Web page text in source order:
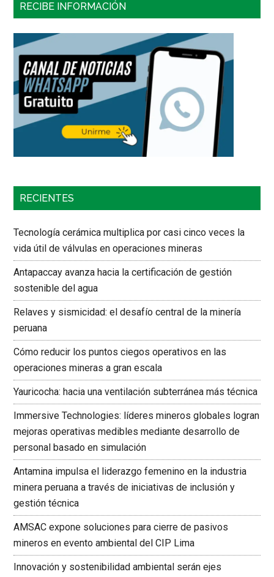
RECIBE INFORMACIÓN
RECIENTES
Tecnología cerámica multiplica por casi cinco veces la
vida útil de válvulas en operaciones mineras
Antapaccay avanza hacia la certificación de gestión
sostenible del agua
Relaves y sismicidad: el desafío central de la minería
peruana
Cómo reducir los puntos ciegos operativos en las
operaciones mineras a gran escala
Yauricocha: hacia una ventilación subterránea más técnica
Immersive Technologies: líderes mineros globales logran
mejoras operativas medibles mediante desarrollo de
personal basado en simulación
Antamina impulsa el liderazgo femenino en la industria
minera peruana a través de iniciativas de inclusión y
gestión técnica
AMSAC expone soluciones para cierre de pasivos
mineros en evento ambiental del CIP Lima
Innovación y sostenibilidad ambiental serán ejes